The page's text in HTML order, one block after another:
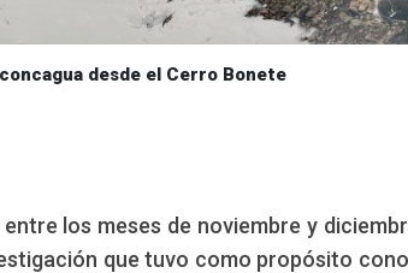
desde el Cerro Bonete
los meses de noviembre y
que tuvo como propósito